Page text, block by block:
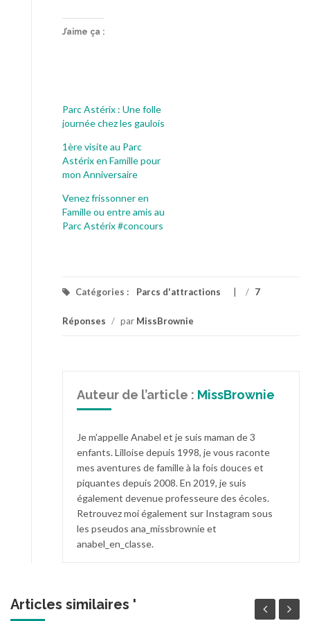
J’aime ça :
Parc Astérix : Une folle
journée chez les gaulois
1ère visite au Parc
Astérix en Famille pour
mon Anniversaire
Venez frissonner en
Famille ou entre amis au
Parc Astérix #concours
Catégories : Parcs d'attractions / 7
Réponses / par MissBrownie
Auteur de l’article : MissBrownie
Je m'appelle Anabel et je suis maman de 3
enfants. Lilloise depuis 1998, je vous raconte
mes aventures de famille à la fois douces et
piquantes depuis 2008. En 2019, je suis
également devenue professeure des écoles.
Retrouvez moi également sur Instagram sous
les pseudos ana_missbrownie et
anabel_en_classe.
Articles similaires '